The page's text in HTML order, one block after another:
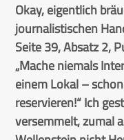
Okay, eigentlich
journalistischen
Seite 39, Absatz 2,
„Mache niemals
einem Lokal –
reservieren!“ Ich
versemmelt, zumal